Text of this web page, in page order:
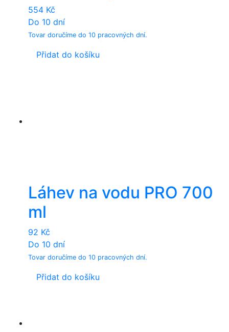
554 Kč
Do 10 dní
Tovar doručíme do 10 pracovných dní.
Přidat do košíku
Láhev na vodu PRO 700
ml
92 Kč
Do 10 dní
Tovar doručíme do 10 pracovných dní.
Přidat do košíku